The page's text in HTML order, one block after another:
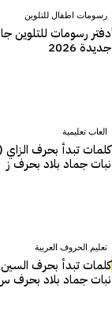
رسومات اطفال للتلوين
جديدة 2026
العاب تعليمية
كلمات تبدأ بحرف
نبات جماد بلاد بحرف ز
تعليم الحروف العربية
كلمات تبدأ بحرف
نبات جماد بلاد بحرف